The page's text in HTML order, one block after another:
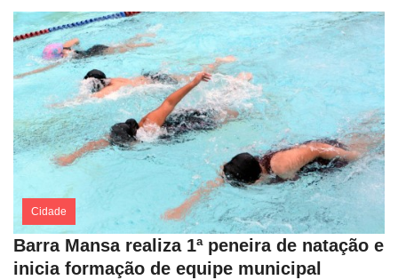
Cidade
Barra Mansa realiza 1ª peneira de natação e
inicia formação de equipe municipal